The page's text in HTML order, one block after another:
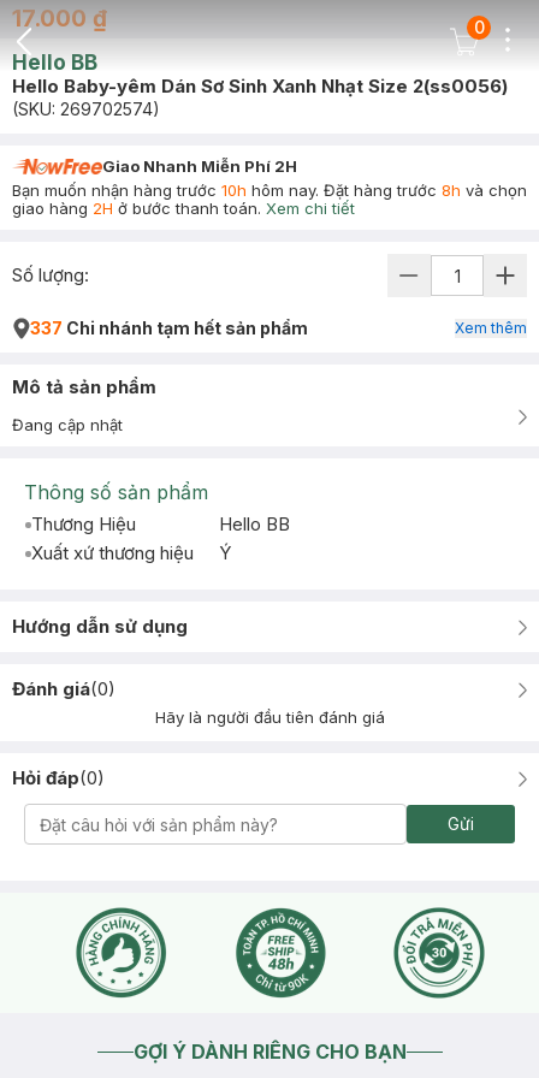
Back Icon
Cart Icon
0
17.000 ₫
Hello BB
Hello Baby-yêm Dán Sơ Sinh Xanh Nhạt Size 2(ss0056)
(SKU: 269702574)
Giao Nhanh Miễn Phí 2H
Bạn muốn nhận hàng trước 10h hôm nay. Đặt hàng trước 8h và chọn
giao hàng 2H ở bước thanh toán. Xem chi tiết
Số lượng:
337 Chi nhánh tạm hết sản phẩm Xem thêm
Mô tả sản phẩm
Đang cập nhật
Thông số sản phẩm
Thương Hiệu
Hello BB
Xuất xứ thương hiệu
Ý
Hướng dẫn sử dụng
Đánh giá(0)
Hãy là người đầu tiên đánh giá
Hỏi đáp(0)
Gửi
GỢI Ý DÀNH RIÊNG CHO BẠN